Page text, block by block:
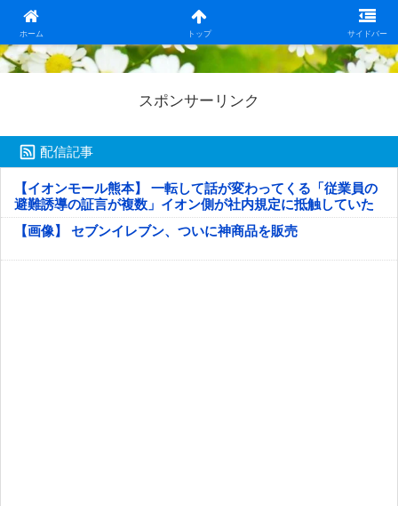
ホーム トップ サイドバー
日本第一！ニュース録
スポンサーリンク
配信記事
【イオンモール熊本】 一転して話が変わってくる「従業員の
避難誘導の証言が複数」イオン側が社内規定に抵触していた
疑い
【画像】 セブンイレブン、ついに神商品を販売